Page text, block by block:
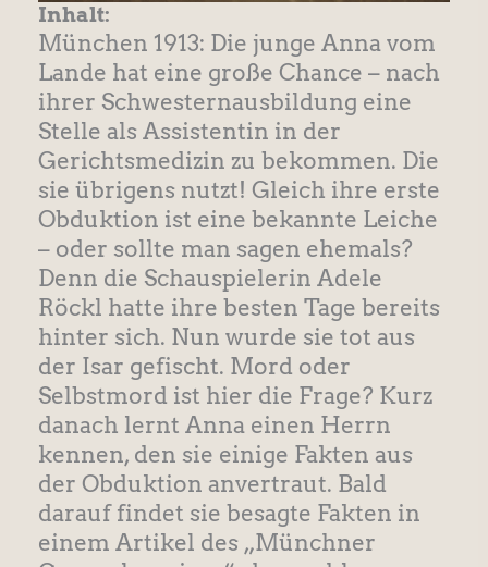
Inhalt:
München 1913: Die junge Anna vom
Lande hat eine große Chance – nach
ihrer Schwesternausbildung eine
Stelle als Assistentin in der
Gerichtsmedizin zu bekommen. Die
sie übrigens nutzt! Gleich ihre erste
Obduktion ist eine bekannte Leiche
– oder sollte man sagen ehemals?
Denn die Schauspielerin Adele
Röckl hatte ihre besten Tage bereits
hinter sich. Nun wurde sie tot aus
der Isar gefischt. Mord oder
Selbstmord ist hier die Frage? Kurz
danach lernt Anna einen Herrn
kennen, den sie einige Fakten aus
der Obduktion anvertraut. Bald
darauf findet sie besagte Fakten in
einem Artikel des „Münchner